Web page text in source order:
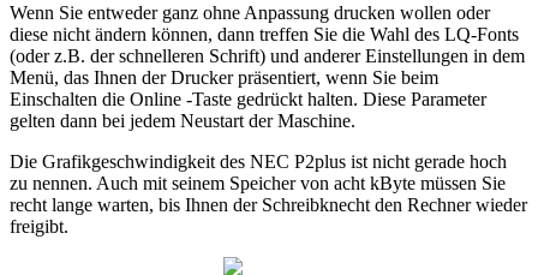
Wenn Sie entweder ganz ohne Anpassung drucken wollen oder
diese nicht ändern können, dann treffen Sie die Wahl des LQ-Fonts
(oder z.B. der schnelleren Schrift) und anderer Einstellungen in dem
Menü, das Ihnen der Drucker präsentiert, wenn Sie beim
Einschalten die Online -Taste gedrückt halten. Diese Parameter
gelten dann bei jedem Neustart der Maschine.
Die Grafikgeschwindigkeit des NEC P2plus ist nicht gerade hoch
zu nennen. Auch mit seinem Speicher von acht kByte müssen Sie
recht lange warten, bis Ihnen der Schreibknecht den Rechner wieder
freigibt.